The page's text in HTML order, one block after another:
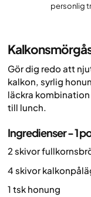
personlig
Gör dig redo att
kalkon, syrlig
läckra
till lunch.
Ingredienser - 1
2 skivor
4 skivor
1 tsk honung